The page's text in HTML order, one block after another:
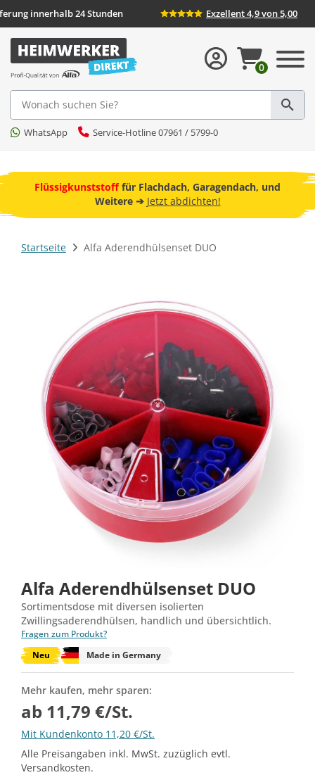
innerhalb 24 Stunden Exzellent 4,9 von 5,00
Suche
WhatsApp Service-Hotline 07961 / 5799-0
0
Flüssigkunststofffür Flachdach, Garagendach, und
Weitere ➔ Jetzt abdichten!
Startseite Alfa Aderendhülsenset DUO
Alfa Aderendhülsenset DUO
Sortimentsdose mit diversen isolierten
Zwillingsaderendhülsen, handlich und übersichtlich.
Fragen zum Produkt?
Neu
Made in Germany
Mehr kaufen, mehr sparen:
ab 11,79 €/St.
Mit Kundenkonto 11,20 €/St.
Alle Preisangaben inkl. MwSt. zuzüglich evtl.
Versandkosten.